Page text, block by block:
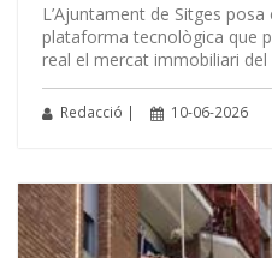
L’Ajuntament de Sitges
plataforma tecnològica que
real el mercat immobiliari del
Redacció | 10-06-2026